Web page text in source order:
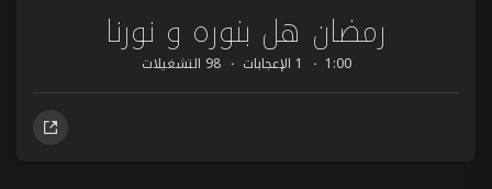
رمضان هل بنوره و نورنا
1:00 1 الإعجابات 98 التشغيلات